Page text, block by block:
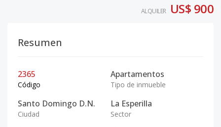
ALQUILER US$ 900
Resumen
2365
Código
Apartamentos
Tipo de inmueble
Santo Domingo D.N.
Ciudad
La Esperilla
Sector